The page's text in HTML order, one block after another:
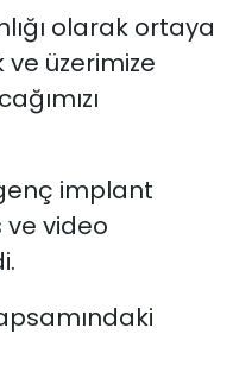
olarak ortaya
ve üzerimize
implant
ve video